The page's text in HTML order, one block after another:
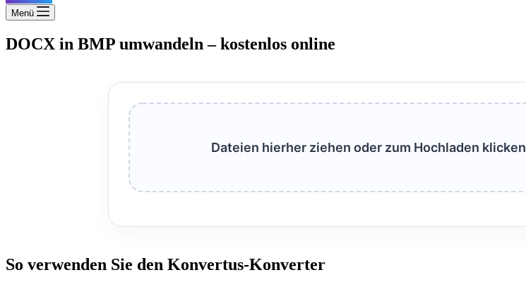
Menü
DOCX in BMP umwandeln – kostenlos online
Dateien hierher ziehen oder zum Hochladen klicken
So verwenden Sie den Konvertus-Konverter